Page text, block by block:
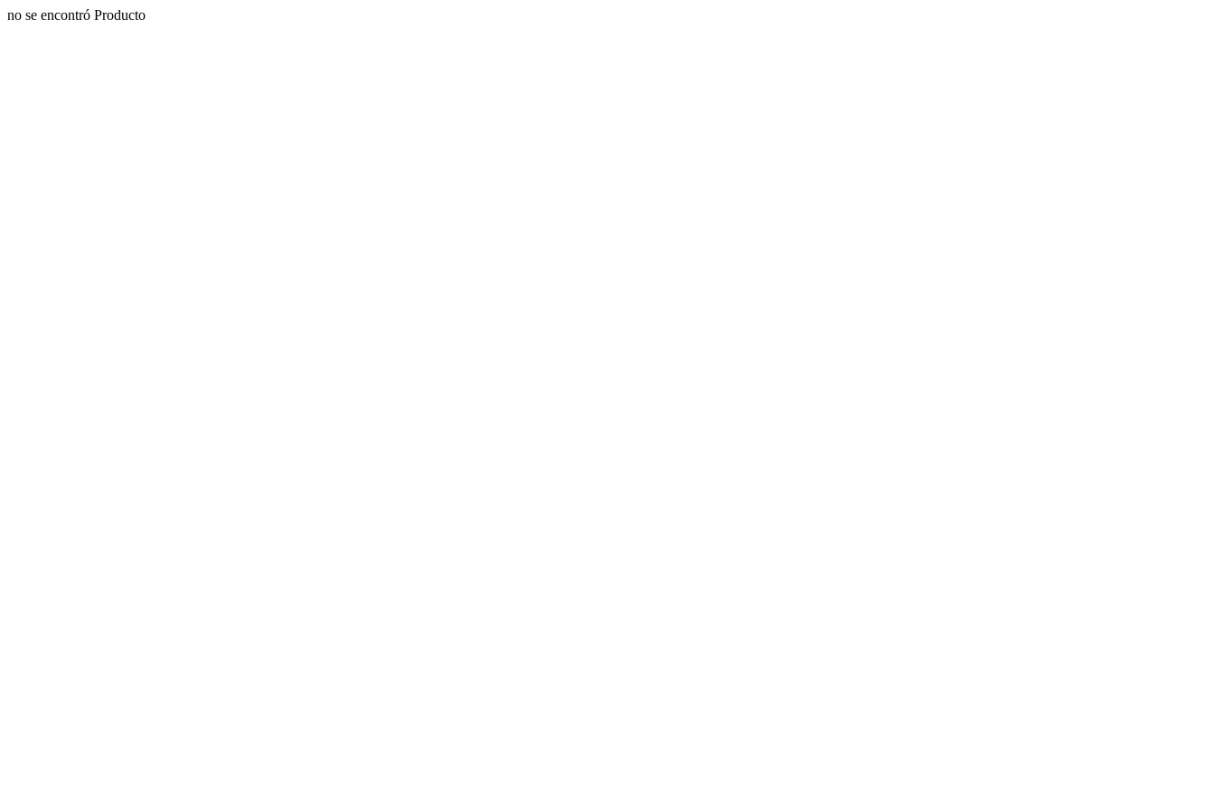
no se encontró Producto